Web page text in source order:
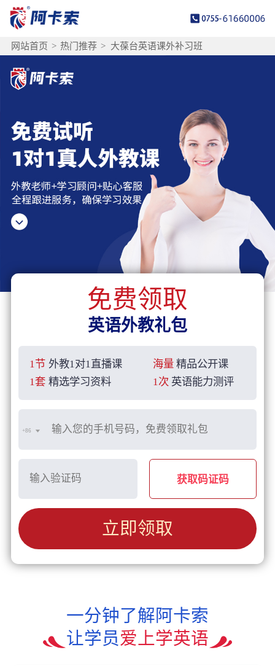
网站首页 > 热门推荐 > 大葆台英语课外补习班
免费领取
英语外教礼包
1节 外教1对1直播课 海量 精品公开课
1套 精选学习资料 1次 英语能力测评
+86
获取码证码
立即领取
一分钟了解阿卡索
让学员爱上学英语